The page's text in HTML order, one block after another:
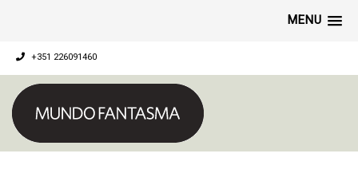
MENU
+351 226091460